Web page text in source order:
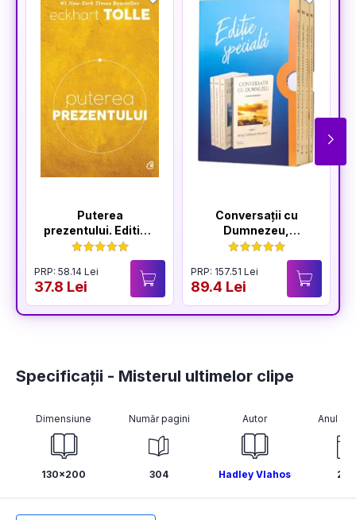
Puterea
prezentului. Editia a
VI-a
PRP: 58.14 Lei
37.8 Lei
Conversații cu
Dumnezeu,
volumele I-IV
PRP: 157.51 Lei
89.4 Lei
Specificații - Misterul ultimelor clipe
Dimensiune
130x200
Număr pagini
304
Autor
Hadley Vlahos
Anul